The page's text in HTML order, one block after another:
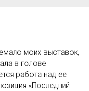
моих выставок,
в голове
работа над ее
«Последний